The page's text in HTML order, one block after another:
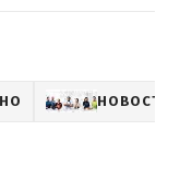
НОВОСТИ